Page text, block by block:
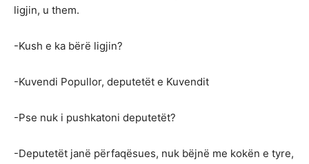
ligjin, u them.
-Kush e ka bërë ligjin?
-Kuvendi Popullor, deputetët e Kuvendit
-Pse nuk i pushkatoni deputetët?
-Deputetët janë përfaqësues, nuk bëjnë me kokën e tyre,